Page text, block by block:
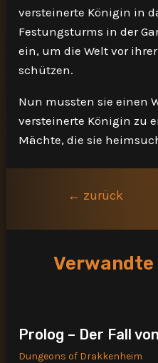
versteinerte Königin in
Festungsturms in der
ein, um die Welt vor
schützen.
Nun mussten sie einen
versteinerte Königin zu
Mächte, die sie
Beitragsnavigation
← zurück
Prolog – Der Fall
Dungeons of Drakkenheim